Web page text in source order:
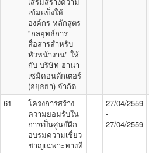
เข้มแข็งให้
องค์กร หลักสูตร
"กลยุทธ์การ
สื่อสารสำหรับ
หัวหน้างาน" ให้
กับ บริษัท ฮานา
เซมิคอนดักเตอร์
(อยุธยา) จำกัด
61
โครงการสร้าง
ความยอมรับใน
การเป็นศูนย์ฝึก
อบรมความเชื่ยว
ชาญเฉพาะทางที่
-
27/04/2559
-
27/04/2559